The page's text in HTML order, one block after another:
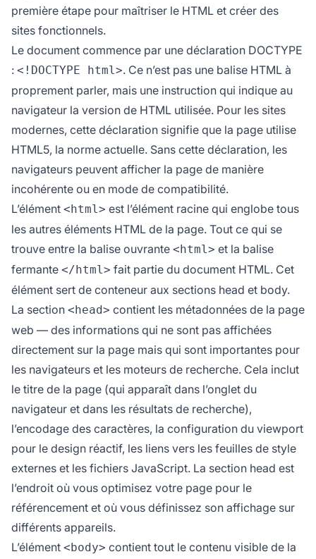
première étape pour maîtriser le HTML et créer des
sites fonctionnels.
Le document commence par une déclaration DOCTYPE
: <!DOCTYPE html>. Ce n’est pas une balise HTML à
proprement parler, mais une instruction qui indique au
navigateur la version de HTML utilisée. Pour les sites
modernes, cette déclaration signifie que la page utilise
HTML5, la norme actuelle. Sans cette déclaration, les
navigateurs peuvent afficher la page de manière
incohérente ou en mode de compatibilité.
L’élément <html> est l’élément racine qui englobe tous
les autres éléments HTML de la page. Tout ce qui se
trouve entre la balise ouvrante <html> et la balise
fermante </html> fait partie du document HTML. Cet
élément sert de conteneur aux sections head et body.
La section <head> contient les métadonnées de la page
web — des informations qui ne sont pas affichées
directement sur la page mais qui sont importantes pour
les navigateurs et les moteurs de recherche. Cela inclut
le titre de la page (qui apparaît dans l’onglet du
navigateur et dans les résultats de recherche),
l’encodage des caractères, la configuration du viewport
pour le design réactif, les liens vers les feuilles de style
externes et les fichiers JavaScript. La section head est
l’endroit où vous optimisez votre page pour le
référencement et où vous définissez son affichage sur
différents appareils.
L’élément <body> contient tout le contenu visible de la